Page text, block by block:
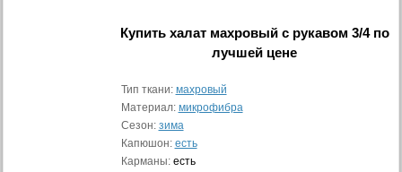
Купить халат махровый с рукавом 3/4по
лучшей цене
Тип ткани: махровый
Материал: микрофибра
Сезон: зима
Капюшон: есть
Карманы: есть